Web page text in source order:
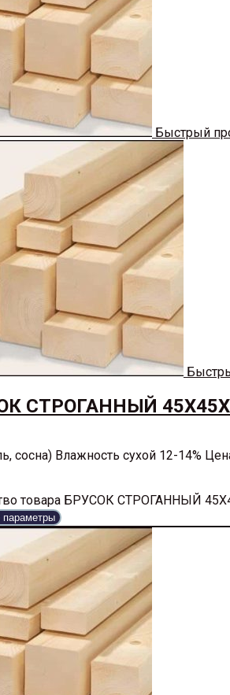
Быстрый
СТРОГАННЫЙ
сосна) Влажность сухой 12-14%
товара БРУСОК СТРОГАННЫЙ
параметры